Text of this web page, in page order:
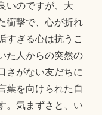
いのですが、大
衝撃で、心が折れ
すぎる心は抗うこ
た人からの突然の
さがない友だちに
葉を向けられた自
。気まずさと、い